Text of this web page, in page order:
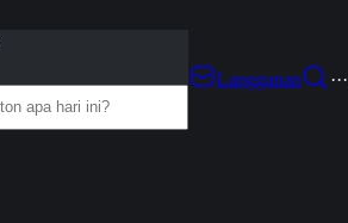
Langganan
···